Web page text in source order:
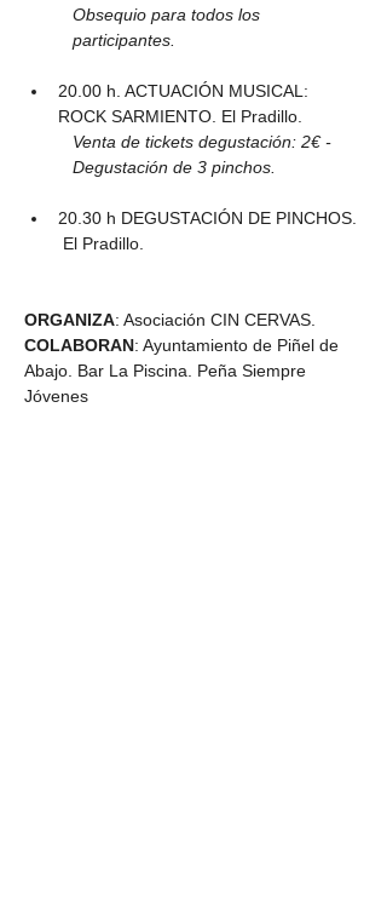
Obsequio para todos los
participantes.
20.00 h. ACTUACIÓN MUSICAL:
ROCK SARMIENTO. El Pradillo.
Venta de tickets degustación: 2€ -
Degustación de 3 pinchos.
20.30 h DEGUSTACIÓN DE PINCHOS.
El Pradillo.
ORGANIZA: Asociación CIN CERVAS.
COLABORAN: Ayuntamiento de Piñel de
Abajo. Bar La Piscina. Peña Siempre
Jóvenes